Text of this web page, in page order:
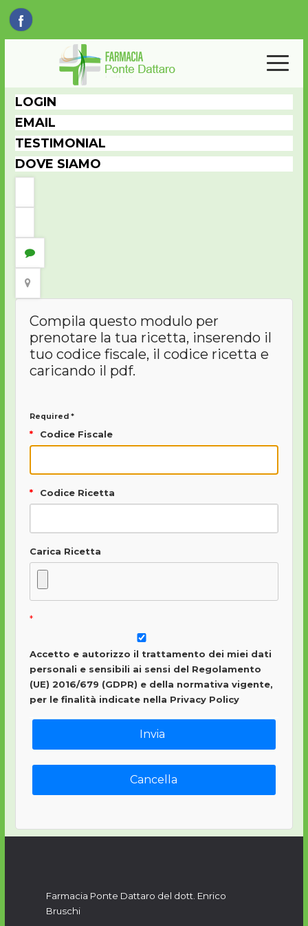
LOGIN
EMAIL
TESTIMONIAL
DOVE SIAMO
Compila questo modulo per
prenotare la tua ricetta, inserendo il
tuo codice fiscale, il codice ricetta e
caricando il pdf.
Required *
Codice Fiscale
Codice Ricetta
Carica Ricetta
Accetto e autorizzo il trattamento dei miei dati
personali e sensibili ai sensi del Regolamento
(UE) 2016/679 (GDPR) e della normativa vigente,
per le finalità indicate nella Privacy Policy
Farmacia Ponte Dattaro del dott. Enrico
Bruschi